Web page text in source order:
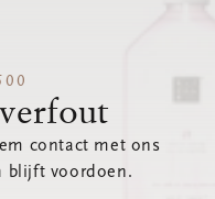
contact met ons
blijft voordoen.